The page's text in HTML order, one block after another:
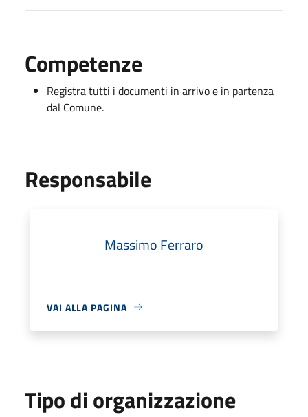
Competenze
Registra tutti i documenti in arrivo e in partenza
dal Comune.
Responsabile
Massimo Ferraro
VAI ALLA PAGINA
Tipo di organizzazione